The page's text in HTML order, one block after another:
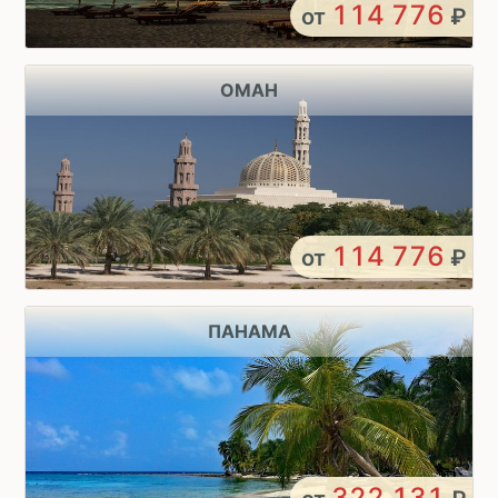
от 114 776 ₽
ОМАН
от 114 776 ₽
ПАНАМА